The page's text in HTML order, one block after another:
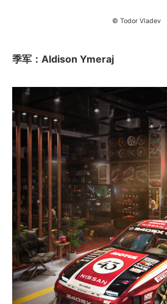
© Todor Vladev
季军：Aldison Ymeraj